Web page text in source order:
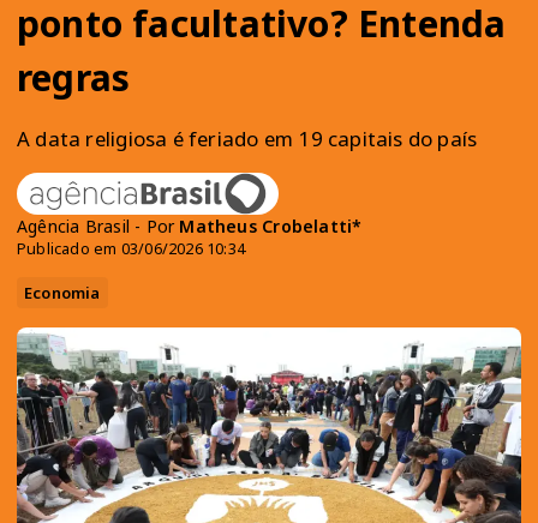
ponto facultativo? Entenda
regras
A data religiosa é feriado em 19 capitais do país
Agência Brasil - Por Matheus Crobelatti*
Publicado em 03/06/2026 10:34
Economia